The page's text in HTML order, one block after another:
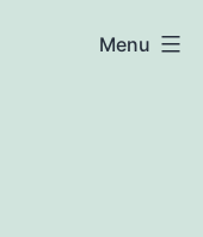
Menu